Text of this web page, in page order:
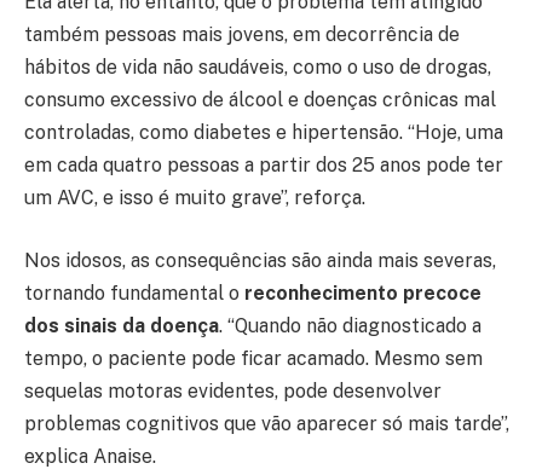
também pessoas mais jovens, em decorrência de
hábitos de vida não saudáveis, como o uso de drogas,
consumo excessivo de álcool e doenças crônicas mal
controladas, como diabetes e hipertensão. “Hoje, uma
em cada quatro pessoas a partir dos 25 anos pode ter
um AVC, e isso é muito grave”, reforça.
Nos idosos, as consequências são ainda mais severas,
tornando fundamental o reconhecimento precoce
dos sinais da doença. “Quando não diagnosticado a
tempo, o paciente pode ficar acamado. Mesmo sem
sequelas motoras evidentes, pode desenvolver
problemas cognitivos que vão aparecer só mais tarde”,
explica Anaise.